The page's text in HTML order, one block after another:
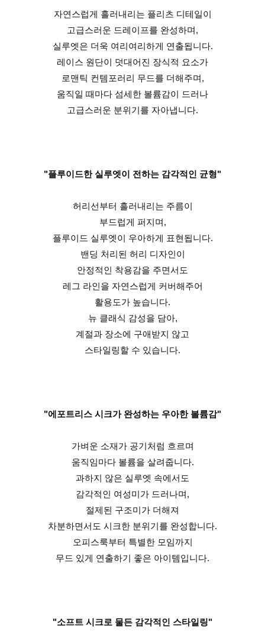
자연스럽게 흘러내리는 플리츠 디테일이
고급스러운 드레이프를 완성하며,
실루엣은 더욱 여리여리하게 연출됩니다.
레이스 원단이 덧대어진 장식적 요소가
로맨틱 컨템포러리 무드를 더해주며,
움직일 때마다 섬세한 볼륨감이 드러나
고급스러운 분위기를 자아냅니다.
"플루이드한 실루엣이 전하는 감각적인 균형"
허리선부터 흘러내리는 주름이
부드럽게 퍼지며,
플루이드 실루엣이 우아하게 표현됩니다.
밴딩 처리된 허리 디자인이
안정적인 착용감을 주면서도
레그 라인을 자연스럽게 커버해주어
활용도가 높습니다.
뉴 클래식 감성을 담아,
계절과 장소에 구애받지 않고
스타일링할 수 있습니다.
"에포트리스 시크가 완성하는 우아한 볼륨감"
가벼운 소재가 공기처럼 흐르며
움직임마다 볼륨을 살려줍니다.
과하지 않은 실루엣 속에서도
감각적인 여성미가 드러나며,
절제된 구조미가 더해져
차분하면서도 시크한 분위기를 완성합니다.
오피스룩부터 특별한 모임까지
무드 있게 연출하기 좋은 아이템입니다.
"소프트 시크로 물든 감각적인 스타일링"